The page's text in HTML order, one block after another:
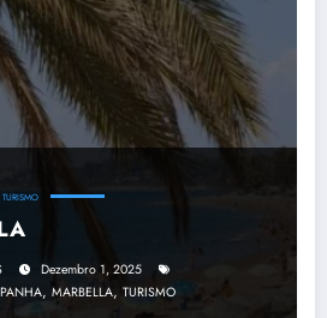
TURISMO
Dezembro 1, 2025
, MARBELLA, TURISMO